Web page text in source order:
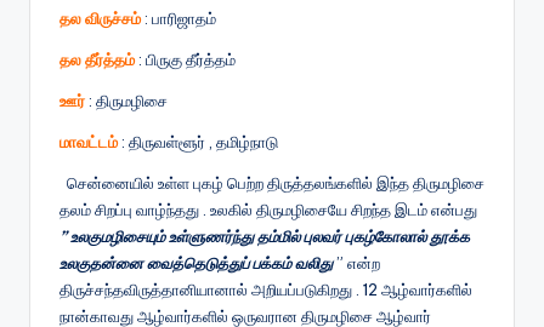
தல விருச்சம்: பாரிஜாதம்
தல தீர்த்தம்: பிருகு தீர்த்தம்
ஊர் : திருமழிசை
மாவட்டம்: திருவள்ளூர் , தமிழ்நாடு
சென்னையில் உள்ள புகழ் பெற்ற திருத்தலங்களில் இந்த திருமழிசை
தலம் சிறப்பு வாழ்ந்தது . உலகில் திருமழிசையே சிறந்த இடம் என்பது
” உலகுமழிசையும் உள்ளுணர்ந்து தம்மில் புலவர் புகழ்கோலால் தூக்க
உலகுதன்னை வைத்தெடுத்துப் பக்கம் வலிது” என்ற
திருச்சந்தவிருத்தானியானால் அறியப்படுகிறது . 12 ஆழ்வார்களில்
நான்காவது ஆழ்வார்களில் ஒருவரான திருமழிசை ஆழ்வார்